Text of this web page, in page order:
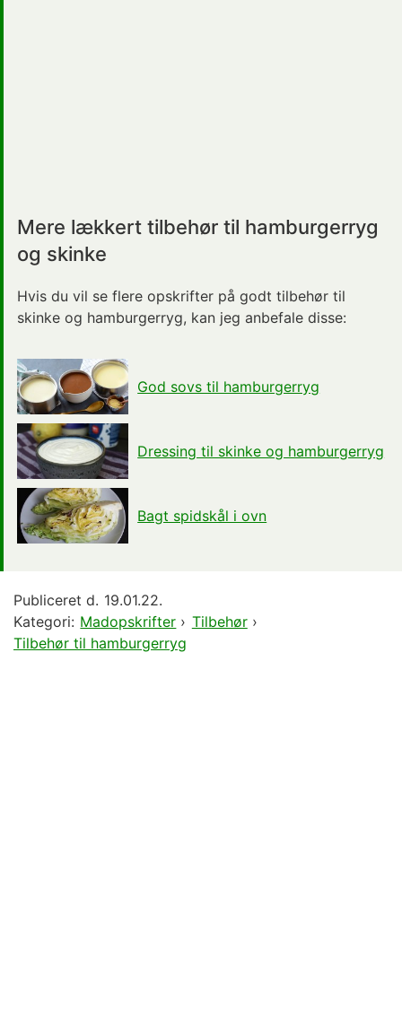
Mere lækkert tilbehør til hamburgerryg
og skinke
Hvis du vil se flere opskrifter på godt tilbehør til
skinke og hamburgerryg, kan jeg anbefale disse:
God sovs til hamburgerryg
Dressing til skinke og hamburgerryg
Bagt spidskål i ovn
Publiceret d. 19.01.22.
Kategori: Madopskrifter › Tilbehør›
Tilbehør til hamburgerryg